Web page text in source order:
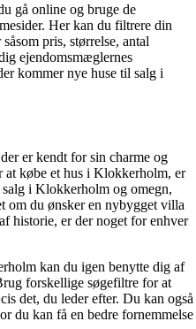
gå online og bruge de
Her kan du filtrere din
pris, størrelse, antal
ejendomsmæglernes
kommer nye huse til salg i
er kendt for sin charme og
købe et hus i Klokkerholm, er
i Klokkerholm og omegn,
om du ønsker en nybygget villa
historie, er der noget for enhver
kan du igen benytte dig af
forskellige søgefiltre for at
det, du leder efter. Du kan også
du kan få en bedre fornemmelse